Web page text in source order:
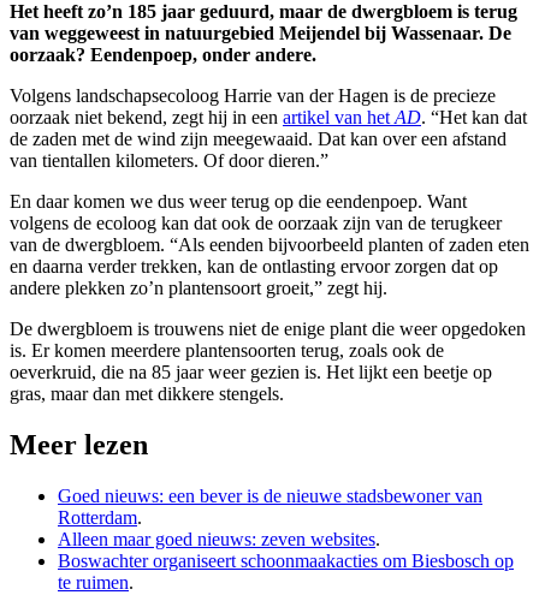
Het heeft zo’n 185 jaar geduurd, maar de dwergbloem is terug
van weggeweest in natuurgebied Meijendel bij Wassenaar. De
oorzaak? Eendenpoep, onder andere.
Volgens landschapsecoloog Harrie van der Hagen is de precieze
oorzaak niet bekend, zegt hij in een artikel van het AD. “Het kan dat
de zaden met de wind zijn meegewaaid. Dat kan over een afstand
van tientallen kilometers. Of door dieren.”
En daar komen we dus weer terug op die eendenpoep. Want
volgens de ecoloog kan dat ook de oorzaak zijn van de terugkeer
van de dwergbloem. “Als eenden bijvoorbeeld planten of zaden eten
en daarna verder trekken, kan de ontlasting ervoor zorgen dat op
andere plekken zo’n plantensoort groeit,” zegt hij.
De dwergbloem is trouwens niet de enige plant die weer opgedoken
is. Er komen meerdere plantensoorten terug, zoals ook de
oeverkruid, die na 85 jaar weer gezien is. Het lijkt een beetje op
gras, maar dan met dikkere stengels.
Meer lezen
Goed nieuws: een bever is de nieuwe stadsbewoner van
Rotterdam.
Alleen maar goed nieuws: zeven websites.
Boswachter organiseert schoonmaakacties om Biesbosch op
te ruimen.